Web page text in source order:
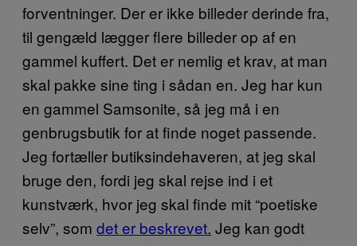
forventninger. Der er ikke billeder derinde fra,
til gengæld lægger flere billeder op af en
gammel kuffert. Det er nemlig et krav, at man
skal pakke sine ting i sådan en. Jeg har kun
en gammel Samsonite, så jeg må i en
genbrugsbutik for at finde noget passende.
Jeg fortæller butiksindehaveren, at jeg skal
bruge den, fordi jeg skal rejse ind i et
kunstværk, hvor jeg skal finde mit “poetiske
selv”, som det er beskrevet. Jeg kan godt